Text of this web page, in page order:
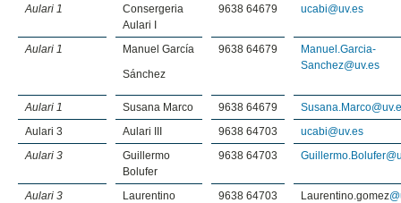
Aulari 1
Consergeria
Aulari I
9638 64679 ucabi@uv.es
Aulari 1
Manuel García
Sánchez
9638 64679
Manuel.Garcia-
Sanchez@uv.es
Aulari 1 Susana Marco 9638 64679
Aulari 3
Aulari III 9638 64703
ucabi@uv.es
Aulari 3
Guillermo
Bolufer
9638 64703
Aulari 3
Laurentino
9638 64703 Laurentino.gomez